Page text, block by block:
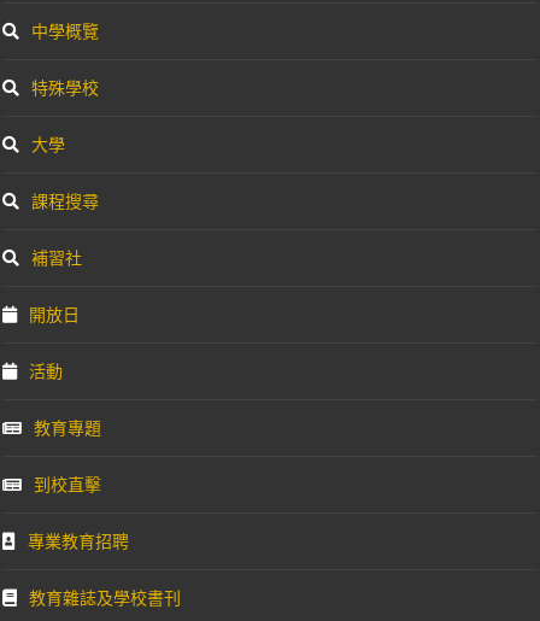
中學概覽
特殊學校
大學
課程搜尋
補習社
開放日
活動
教育專題
到校直擊
專業教育招聘
教育雜誌及學校書刊